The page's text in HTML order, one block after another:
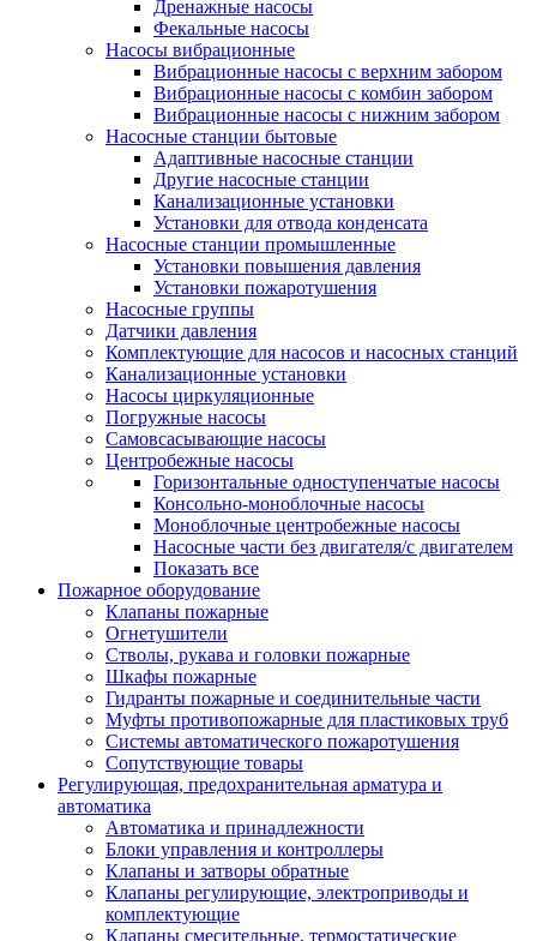
Дренажные насосы
Фекальные насосы
Насосы вибрационные
Вибрационные насосы с верхним забором
Вибрационные насосы с комбин забором
Вибрационные насосы с нижним забором
Насосные станции бытовые
Адаптивные насосные станции
Другие насосные станции
Канализационные установки
Установки для отвода конденсата
Насосные станции промышленные
Установки повышения давления
Установки пожаротушения
Насосные группы
Датчики давления
Комплектующие для насосов и насосных станций
Канализационные установки
Насосы циркуляционные
Погружные насосы
Самовсасывающие насосы
Центробежные насосы
Горизонтальные одноступенчатые насосы
Консольно-моноблочные насосы
Моноблочные центробежные насосы
Насосные части без двигателя/с двигателем
Показать все
Пожарное оборудование
Клапаны пожарные
Огнетушители
Стволы, рукава и головки пожарные
Шкафы пожарные
Гидранты пожарные и соединительные части
Муфты противопожарные для пластиковых труб
Системы автоматического пожаротушения
Сопутствующие товары
Регулирующая, предохранительная арматура и
автоматика
Автоматика и принадлежности
Блоки управления и контроллеры
Клапаны и затворы обратные
Клапаны регулирующие, электроприводы и
комплектующие
Клапаны смесительные, термостатические